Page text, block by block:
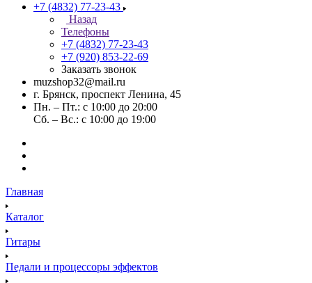
+7 (4832) 77-23-43
Назад
Телефоны
+7 (4832) 77-23-43
+7 (920) 853-22-69
Заказать звонок
muzshop32@mail.ru
г. Брянск, проспект Ленина, 45
Пн. – Пт.: с 10:00 до 20:00
Сб. – Вс.: с 10:00 до 19:00
Главная
Каталог
Гитары
Педали и процессоры эффектов